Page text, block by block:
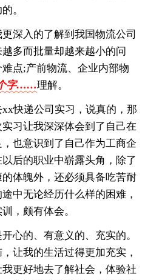
。
深入的了解到我国物流公司
多而批量却越来越小的问
点;产前物流、企业内部物
字……理解。
快递公司实习，说真的，那
习让我深深体会到了自己在
也意识到了自己作为工商企
后的职业中崭露头角，除了
体魄外，还必须具备吃苦耐
中无论经历什么样的困难，
，颇有体会。
心的、有意义的、充实的。
让我的生活过得更加充实，
更好地去了解社会，体验社